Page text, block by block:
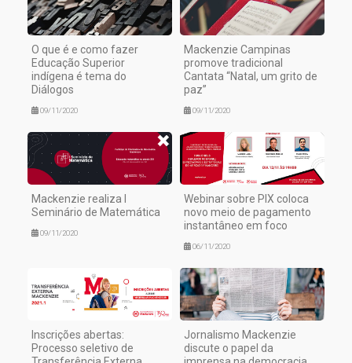
O que é e como fazer
Educação Superior
indígena é tema do
Diálogos
09/11/2020
Mackenzie Campinas
promove tradicional
Cantata “Natal, um grito de
paz”
09/11/2020
Mackenzie realiza I
Seminário de Matemática
09/11/2020
Webinar sobre PIX coloca
novo meio de pagamento
instantâneo em foco
06/11/2020
Inscrições abertas:
Processo seletivo de
Jornalismo Mackenzie
discute o papel da